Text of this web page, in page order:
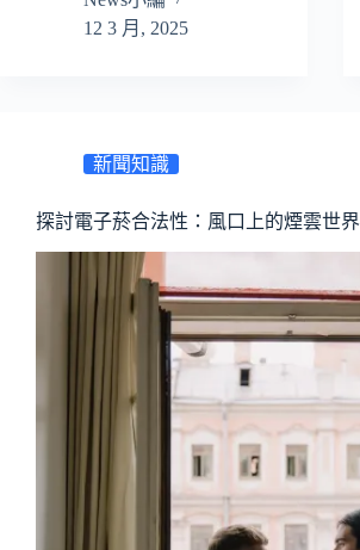
12 3 月, 2025
新聞知識
探討電子菸合法性：風口上的煙雲世界